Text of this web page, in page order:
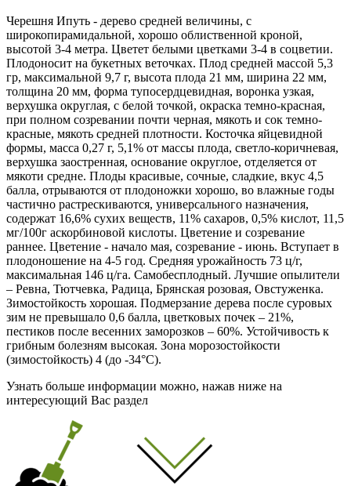
Черешня Ипуть - дерево средней величины, с
широкопирамидальной, хорошо облиственной кроной,
высотой 3-4 метра. Цветет белыми цветками 3-4 в соцветии.
Плодоносит на букетных веточках. Плод средней массой 5,3
гр, максимальной 9,7 г, высота плода 21 мм, ширина 22 мм,
толщина 20 мм, форма тупосердцевидная, воронка узкая,
верхушка округлая, с белой точкой, окраска темно-красная,
при полном созревании почти черная, мякоть и сок темно-
красные, мякоть средней плотности. Косточка яйцевидной
формы, масса 0,27 г, 5,1% от массы плода, светло-коричневая,
верхушка заостренная, основание округлое, отделяется от
мякоти средне. Плоды красивые, сочные, сладкие, вкус 4,5
балла, отрываются от плодоножки хорошо, во влажные годы
частично растрескиваются, универсального назначения,
содержат 16,6% сухих веществ, 11% сахаров, 0,5% кислот, 11,5
мг/100г аскорбиновой кислоты. Цветение и созревание
раннее. Цветение - начало мая, созревание - июнь. Вступает в
плодоношение на 4-5 год. Средняя урожайность 73 ц/г,
максимальная 146 ц/га. Самобесплодный. Лучшие опылители
– Ревна, Тютчевка, Радица, Брянская розовая, Овстуженка.
Зимостойкость хорошая. Подмерзание дерева после суровых
зим не превышало 0,6 балла, цветковых почек – 21%,
пестиков после весенних заморозков – 60%. Устойчивость к
грибным болезням высокая. Зона морозостойкости
(зимостойкость) 4 (до -34°С).
Узнать больше информации можно, нажав ниже на
интересующий Вас раздел